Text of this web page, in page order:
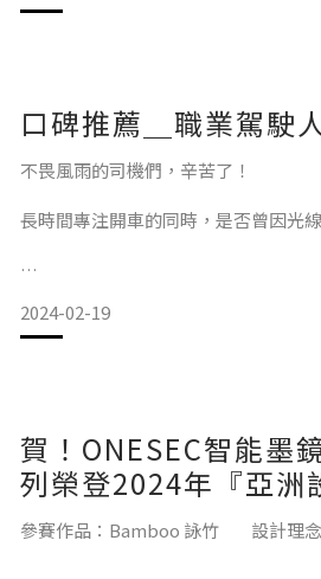
謝謝 oneseceyewear 給了我很棒的戶
老人家騎車時帽子和墨鏡缺ㄧ不可！
墨鏡則是保護眼睛，減少紫外線傷害，
會注意到新創品牌 #ONESECeyewear
除了設計有型外，
可隨光線變色的鏡片，才是更吸引我
不畏風雨的司機們，辛苦了！
長時間專注開車的同時，是否曾因光
今天特別邀請司機界傳奇人物劉伯烏
ONESEC智能墨鏡。
2024-02-19
賀！ONESEC智能墨
列榮登2024年『亞洲
圍！
參賽作品：Bamboo 詠竹 設計理念